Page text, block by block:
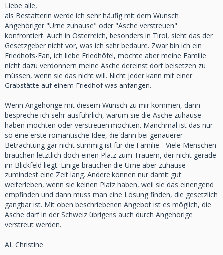
Liebe alle,
als Bestatterin werde ich sehr häufig mit dem Wunsch
Angehöriger "Urne zuhause" oder "Asche verstreuen"
konfrontiert. Auch in Österreich, besonders in Tirol, sieht das der
Gesetzgeber nicht vor, was ich sehr bedaure. Zwar bin ich ein
Friedhofs-Fan, ich liebe Friedhöfe!, möchte aber meine Familie
nicht dazu verdonnern meine Asche dereinst dort beisetzen zu
müssen, wenn sie das nicht will. Nicht jeder kann mit einer
Grabstätte auf einem Friedhof was anfangen.
Wenn Angehörige mit diesem Wunsch zu mir kommen, dann
bespreche ich sehr ausführlich, warum sie die Asche zuhause
haben möchten oder verstreuen möchten. Manchmal ist das nur
so eine erste romantische Idee, die dann bei genauerer
Betrachtung gar nicht stimmig ist für die Familie - Viele Menschen
brauchen letztlich doch einen Platz zum Trauern, der nicht gerade
im Blickfeld liegt. Einige brauchen die Urne aber zuhause -
zumindest eine Zeit lang. Andere können nur damit gut
weiterleben, wenn sie keinen Platz haben, weil sie das einengend
empfinden und dann muss man eine Lösung finden, die gesetzlich
gangbar ist. Mit oben beschriebenen Angebot ist es möglich, die
Asche darf in der Schweiz übrigens auch durch Angehörige
verstreut werden.
AL Christine